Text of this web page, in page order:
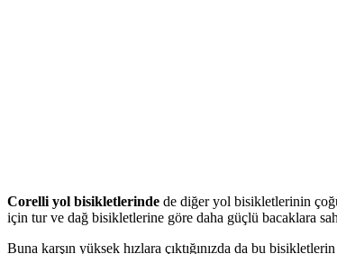
Corelli yol bisikletlerinde de diğer yol bisikletlerinin
için tur ve dağ bisikletlerine göre daha güçlü bacaklara
Buna karşın yüksek hızlara çıktığınızda da bu